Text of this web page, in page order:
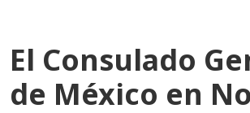
El Consulado
de México en